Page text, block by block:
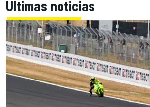
Últimas noticias